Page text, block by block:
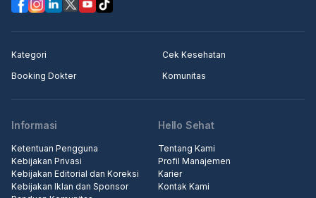
Kategori
Cek Kesehatan
Booking Dokter
Komunitas
Informasi
Ketentuan Pengguna
Kebijakan Privasi
Kebijakan Editorial dan Koreksi
Kebijakan Iklan dan Sponsor
Hello Sehat
Tentang Kami
Profil Manajemen
Karier
Kontak Kami